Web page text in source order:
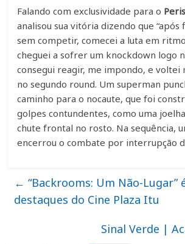
Falando com exclusividade para o
analisou sua vitória dizendo que “após
sem competir, comecei a luta em
cheguei a sofrer um knockdown logo
consegui reagir, me impondo, e voltei
no segundo round. Um superman
caminho para o nocaute, que foi
golpes contundentes, como uma
chute frontal no rosto. Na sequência,
encerrou o combate por interrupção
← “Backrooms: Um Não-Lugar”
destaques do Cine Plaza Itu
Sinal Verde |